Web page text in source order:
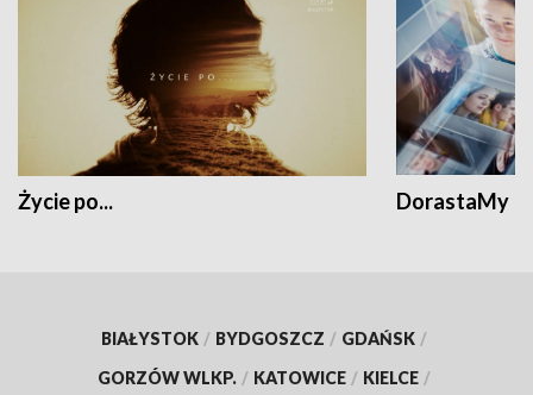
Życie po... DorastaMy
BIAŁYSTOK / BYDGOSZCZ / GDAŃSK /
GORZÓW WLKP. / KATOWICE / KIELCE /